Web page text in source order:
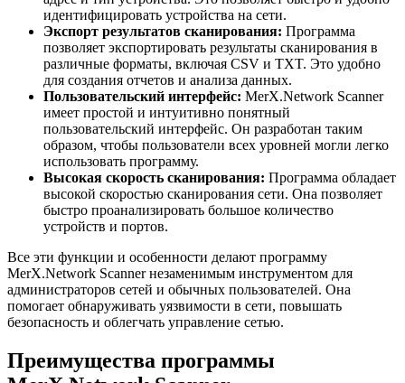
идентифицировать устройства на сети.
Экспорт результатов сканирования: Программа
позволяет экспортировать результаты сканирования в
различные форматы, включая CSV и TXT. Это удобно
для создания отчетов и анализа данных.
Пользовательский интерфейс: MerX.Network Scanner
имеет простой и интуитивно понятный
пользовательский интерфейс. Он разработан таким
образом, чтобы пользователи всех уровней могли легко
использовать программу.
Высокая скорость сканирования: Программа обладает
высокой скоростью сканирования сети. Она позволяет
быстро проанализировать большое количество
устройств и портов.
Все эти функции и особенности делают программу
MerX.Network Scanner незаменимым инструментом для
администраторов сетей и обычных пользователей. Она
помогает обнаруживать уязвимости в сети, повышать
безопасность и облегчать управление сетью.
Преимущества программы